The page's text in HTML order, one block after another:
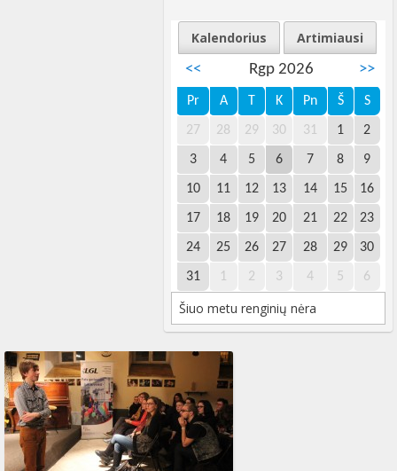
Kalendorius
Artimiausi
<<
Rgp 2026 >>
Pr A T K Pn Š S
27 28 29 30 31 1 2
3 4 5 6 7 8 9
10 11 12 13 14 15 16
17 18 19 20 21 22 23
24 25 26 27 28 29 30
31 1 2 3 4 5 6
Šiuo metu renginių nėra